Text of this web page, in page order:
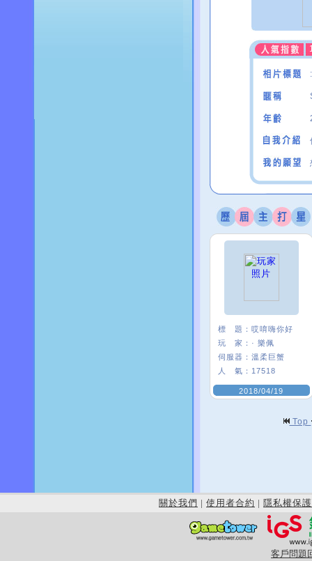
標 題： 哎唷嗨你好
玩 家： · 樂佩
伺服器： 溫柔巨蟹
人 氣： 17518
2018/04/19
Top
關於我們 | 使用者合約 | 隱私權保護
客戶問題